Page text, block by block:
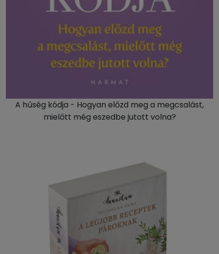
A hűség kódja - Hogyan előzd meg a megcsalást,
mielőtt még eszedbe jutott volna?